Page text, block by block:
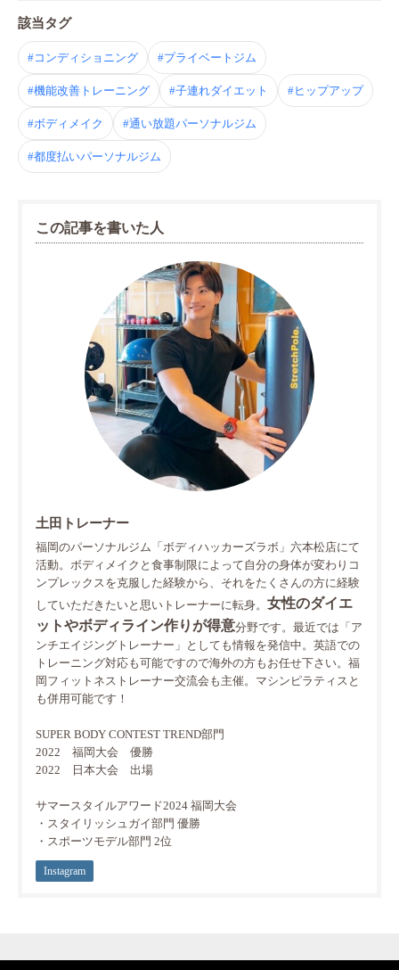
該当タグ
#コンディショニング #プライベートジム
#機能改善トレーニング #子連れダイエット #ヒップアップ
#ボディメイク #通い放題パーソナルジム
#都度払いパーソナルジム
この記事を書いた人
土田トレーナー
福岡のパーソナルジム「ボディハッカーズラボ」六本松店にて
活動。ボディメイクと食事制限によって自分の身体が変わりコ
ンプレックスを克服した経験から、それをたくさんの方に経験
していただきたいと思いトレーナーに転身。 女性のダイエ
ットやボディライン作りが得意分野です。最近では「ア
ンチエイジングトレーナー」としても情報を発信中。英語での
トレーニング対応も可能ですので海外の方もお任せ下さい。福
岡フィットネストレーナー交流会も主催。マシンピラティスと
も併用可能です！
SUPER BODY CONTEST TREND部門
2022 福岡大会 優勝
2022 日本大会 出場
サマースタイルアワード2024 福岡大会
・スタイリッシュガイ部門 優勝
・スポーツモデル部門 2位
Instagram